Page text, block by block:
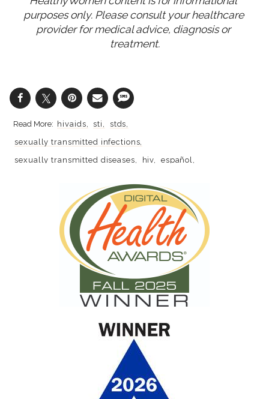
purposes only. Please consult your healthcare
provider for medical advice, diagnosis or
treatment.
hivaids sti
stds
sexually transmitted infections
sexually transmitted diseases
hiv
español